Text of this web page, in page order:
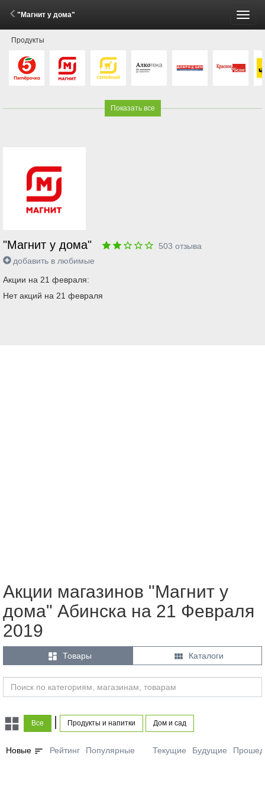
"Магнит у дома"
Продукты
Показать все
"Магнит у дома" 503 отзыва
добавить в любимые
Акции на 21 февраля:
Нет акций на 21 февраля
Акции магазинов "Магнит у
дома" Абинска на 21 Февраля
2019
 Товары  Каталоги
Все Продукты и напитки Дом и сад
Новые sort Рейтинг Популярные Текущие Будущие